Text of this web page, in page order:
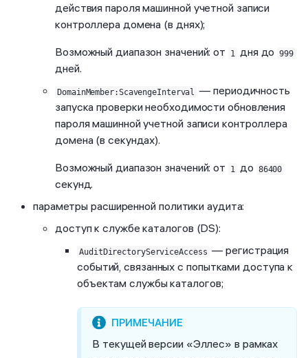
действия пароля машинной учетной записи
контроллера домена (в днях);
Возможный диапазон значений: от
1 дня до 999
дней.
DomainMember:ScavengeInterval
— периодичность
запуска проверки необходимости обновления
пароля машинной учетной записи контроллера
домена (в секундах).
Возможный диапазон значений: от
1 до 86400
секунд.
параметры расширенной политики аудита:
доступ к службе каталогов (DS):
AuditDirectoryServiceAccess — регистрация
событий, связанных с попытками доступа к
объектам службы каталогов;
В текущей версии «Эллес» в рамках